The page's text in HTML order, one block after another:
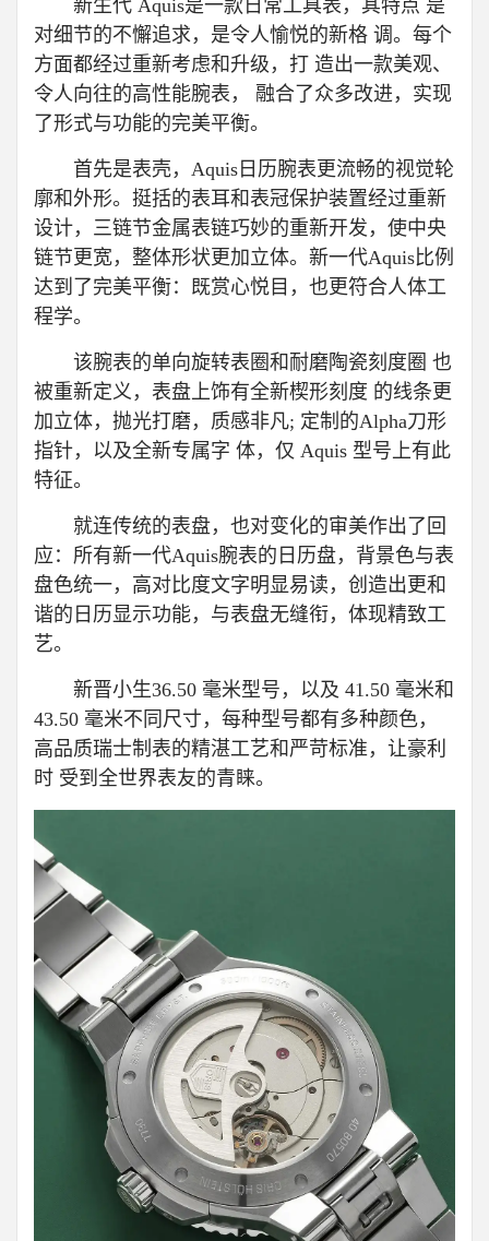
新生代 Aquis是一款日常工具表，其特点 是
对细节的不懈追求，是令人愉悦的新格 调。每个
方面都经过重新考虑和升级，打 造出一款美观、
令人向往的高性能腕表， 融合了众多改进，实现
了形式与功能的完美平衡。
首先是表壳，Aquis日历腕表更流畅的视觉轮
廓和外形。挺括的表耳和表冠保护装置经过重新
设计，三链节金属表链巧妙的重新开发，使中央
链节更宽，整体形状更加立体。新一代Aquis比例
达到了完美平衡：既赏心悦目，也更符合人体工
程学。
该腕表的单向旋转表圈和耐磨陶瓷刻度圈 也
被重新定义，表盘上饰有全新楔形刻度 的线条更
加立体，抛光打磨，质感非凡; 定制的Alpha刀形
指针，以及全新专属字 体，仅 Aquis 型号上有此
特征。
就连传统的表盘，也对变化的审美作出了回
应：所有新一代Aquis腕表的日历盘，背景色与表
盘色统一，高对比度文字明显易读，创造出更和
谐的日历显示功能，与表盘无缝衔，体现精致工
艺。
新晋小生36.50 毫米型号，以及 41.50 毫米和
43.50 毫米不同尺寸，每种型号都有多种颜色，
高品质瑞士制表的精湛工艺和严苛标准，让豪利
时 受到全世界表友的青睐。